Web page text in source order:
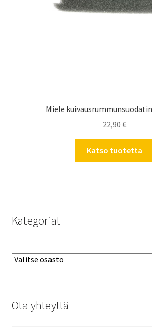
Miele
22,90 €
Katso tuotetta
Kategoriat
Ota yhteyttä